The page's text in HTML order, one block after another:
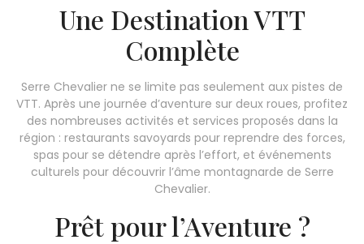
Une Destination VTT
Complète
Serre Chevalier ne se limite pas seulement aux pistes de
VTT. Après une journée d’aventure sur deux roues, profitez
des nombreuses activités et services proposés dans la
région : restaurants savoyards pour reprendre des forces,
spas pour se détendre après l’effort, et événements
culturels pour découvrir l’âme montagnarde de Serre
Chevalier.
Prêt pour l’Aventure ?